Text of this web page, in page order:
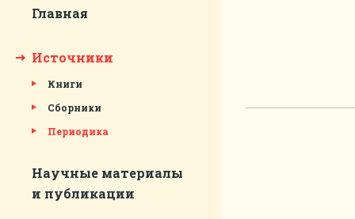
Главная
Источники
Книги
Сборники
Периодика
Научные материалы
и публикации